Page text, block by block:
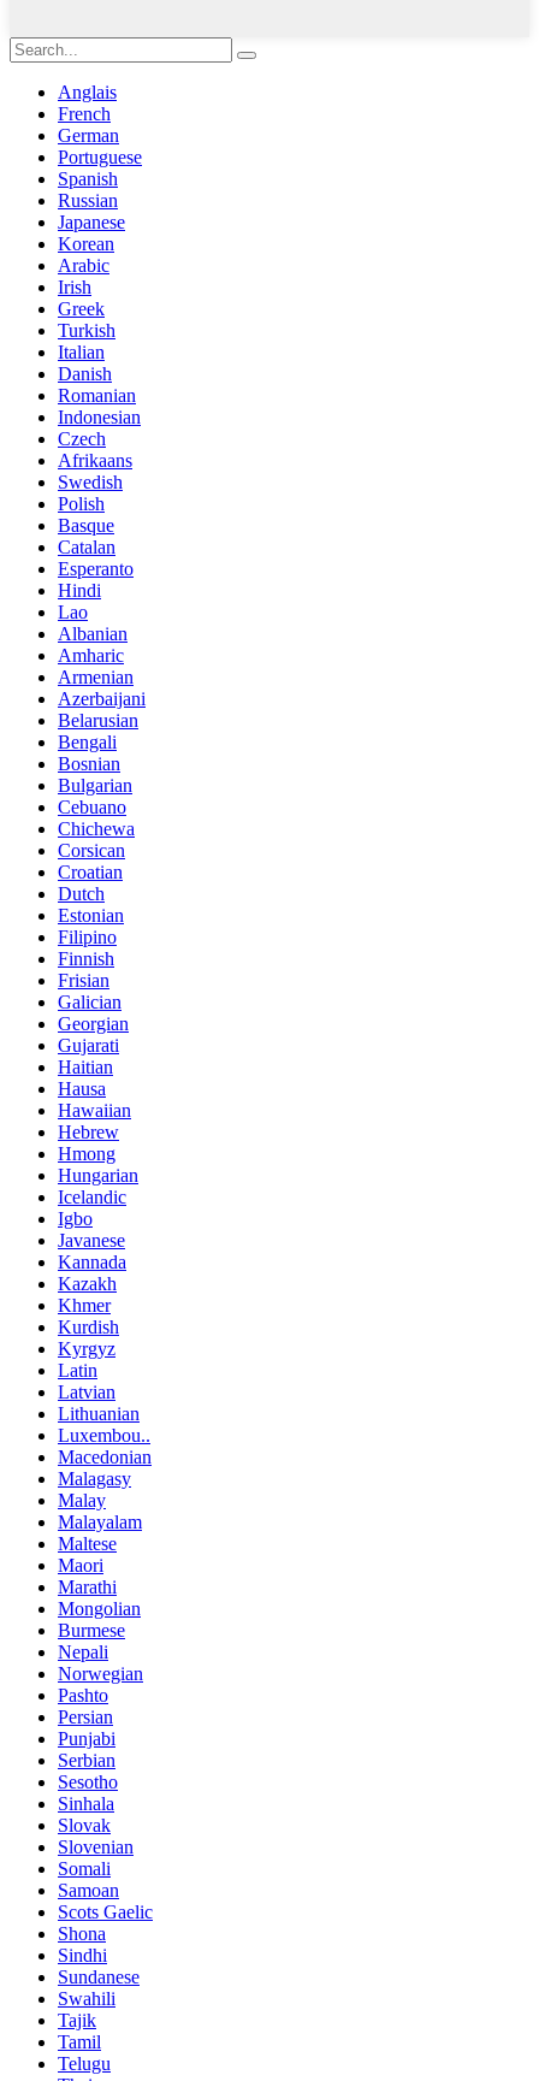
Anglais
French
German
Portuguese
Spanish
Russian
Japanese
Korean
Arabic
Irish
Greek
Turkish
Italian
Danish
Romanian
Indonesian
Czech
Afrikaans
Swedish
Polish
Basque
Catalan
Esperanto
Hindi
Lao
Albanian
Amharic
Armenian
Azerbaijani
Belarusian
Bengali
Bosnian
Bulgarian
Cebuano
Chichewa
Corsican
Croatian
Dutch
Estonian
Filipino
Finnish
Frisian
Galician
Georgian
Gujarati
Haitian
Hausa
Hawaiian
Hebrew
Hmong
Hungarian
Icelandic
Igbo
Javanese
Kannada
Kazakh
Khmer
Kurdish
Kyrgyz
Latin
Latvian
Lithuanian
Luxembou..
Macedonian
Malagasy
Malay
Malayalam
Maltese
Maori
Marathi
Mongolian
Burmese
Nepali
Norwegian
Pashto
Persian
Punjabi
Serbian
Sesotho
Sinhala
Slovak
Slovenian
Somali
Samoan
Scots Gaelic
Shona
Sindhi
Sundanese
Swahili
Tajik
Tamil
Telugu